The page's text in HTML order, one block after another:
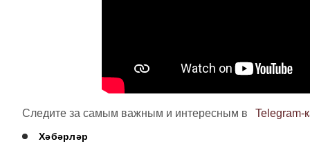
Следите за самым важным и интересным в Telegram-
Хәбәрләр